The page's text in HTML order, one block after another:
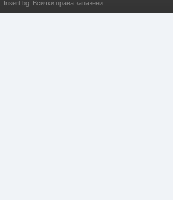
Insert.bg . Всички права запазени.